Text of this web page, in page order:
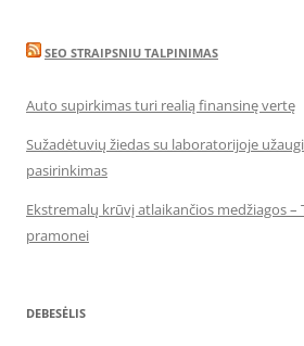
SEO STRAIPSNIU TALPINIMAS
Auto supirkimas turi realią finansinę vertę
Sužadėtuvių žiedas su laboratorijoje
pasirinkimas
Ekstremalų krūvį atlaikančios medžiagos –
pramonei
DEBESĖLIS